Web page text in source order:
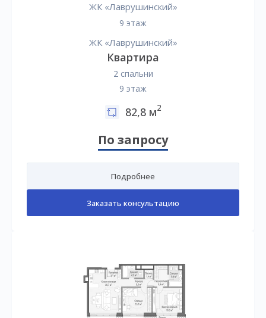
ЖК «Лаврушинский»
9 этаж
ЖК «Лаврушинский»
Квартира
2 спальни
9 этаж
82,8 м2
По запросу
Подробнее
Заказать консультацию